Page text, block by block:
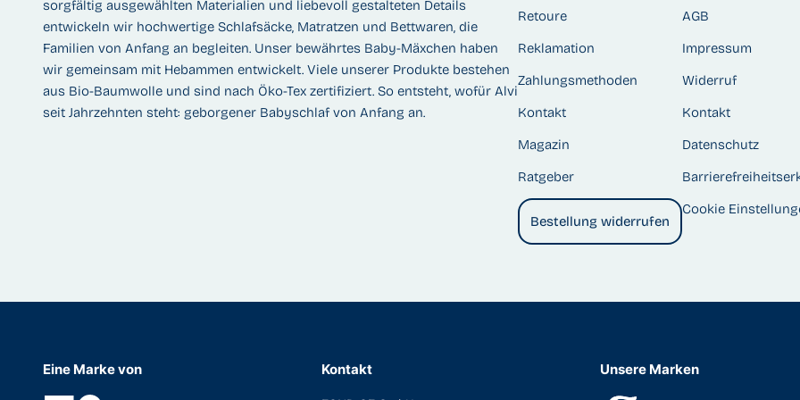
sorgfältig ausgewählten Materialien und liebevoll gestalteten Details
entwickeln wir hochwertige Schlafsäcke, Matratzen und Bettwaren, die
Familien von Anfang an begleiten. Unser bewährtes Baby-Mäxchen haben
wir gemeinsam mit Hebammen entwickelt. Viele unserer Produkte bestehen
aus Bio-Baumwolle und sind nach Öko-Tex zertifiziert. So entsteht, wofür Alvi
seit Jahrzehnten steht: geborgener Babyschlaf von Anfang an.
Retoure
Reklamation
Zahlungsmethoden
Kontakt
Magazin
Ratgeber
Bestellung widerrufen
AGB
Impressum
Widerruf
Kontakt
Datenschutz
Cookie
Eine Marke von Kontakt Unsere Marken